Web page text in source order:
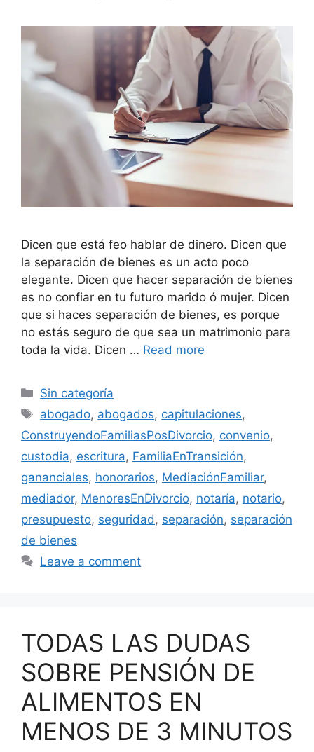
Dicen que está feo hablar de dinero. Dicen que
la separación de bienes es un acto poco
elegante. Dicen que hacer separación de bienes
es no confiar en tu futuro marido ó mujer. Dicen
que si haces separación de bienes, es porque
no estás seguro de que sea un matrimonio para
toda la vida. Dicen … Read more
Categories
Sin categoría
Tags
abogado, abogados, capitulaciones,
ConstruyendoFamiliasPosDivorcio, convenio,
custodia, escritura, FamiliaEnTransición,
gananciales, honorarios, MediaciónFamiliar,
mediador, MenoresEnDivorcio, notaría, notario,
presupuesto, seguridad, separación, separación
de bienes
Leave a comment
TODAS LAS DUDAS
SOBRE PENSIÓN DE
ALIMENTOS EN
MENOS DE 3 MINUTOS